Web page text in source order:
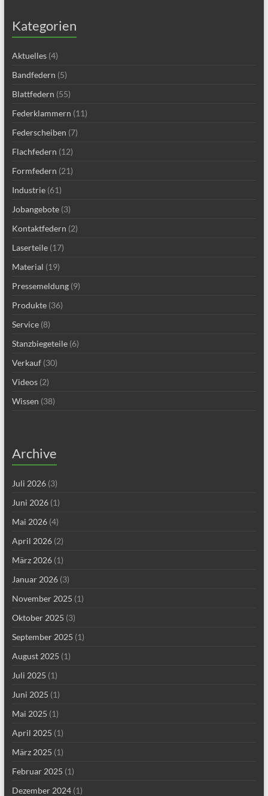
Kategorien
Aktuelles(4)
Bandfedern (5)
Blattfedern (55)
Federklammern (11)
Federscheiben (7)
Flachfedern (12)
Formfedern (21)
Industrie(61)
Jobangebote(3)
Kontaktfedern (2)
Laserteile(17)
Material (19)
Pressemeldung(9)
Produkte(36)
Service(8)
Stanzbiegeteile(6)
Verkauf(30)
Videos(2)
Wissen (38)
Archive
Juli 2026(3)
Juni 2026(1)
Mai 2026(4)
April 2026(2)
März 2026(1)
Januar 2026(3)
November 2025 (1)
Oktober 2025 (3)
September 2025 (1)
August 2025 (1)
Juli 2025 (1)
Juni 2025 (1)
Mai 2025 (1)
April 2025 (1)
März 2025 (1)
Februar 2025 (1)
Dezember 2024(1)